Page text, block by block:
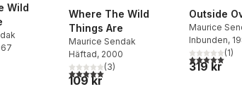
Wild
Totalt antal röster:
Where The Wild
Things Are
Maurice Sendak
Häftad, 2000
5,0utav 5 stjärnor. Totalt antal röster:
(3)
109 kr
Outside
Maurice
Inbunden,
5,0utav 5(1)
319 kr